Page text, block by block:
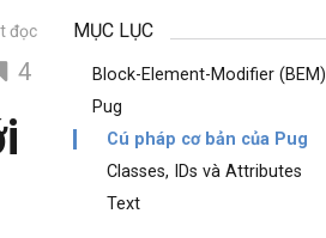
đọc
4
MỤC LỤC
Block-Element-Modifier (BEM)
Pug
Cú pháp cơ bản của Pug
Classes, IDs và Attributes
Text